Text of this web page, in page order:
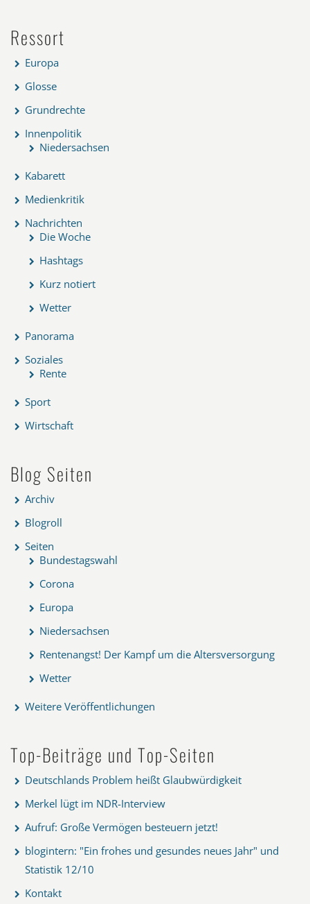
Ressort
Europa
Glosse
Grundrechte
Innenpolitik
Niedersachsen
Kabarett
Medienkritik
Nachrichten
Die Woche
Hashtags
Kurz notiert
Wetter
Panorama
Soziales
Rente
Sport
Wirtschaft
Blog Seiten
Archiv
Blogroll
Seiten
Bundestagswahl
Corona
Europa
Niedersachsen
Rentenangst! Der Kampf um die Altersversorgung
Wetter
Weitere Veröffentlichungen
Top-Beiträge und Top-Seiten
Deutschlands Problem heißt Glaubwürdigkeit
Merkel lügt im NDR-Interview
Aufruf: Große Vermögen besteuern jetzt!
blogintern: "Ein frohes und gesundes neues Jahr" und
Statistik 12/10
Kontakt